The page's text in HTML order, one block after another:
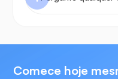
Comece hoje